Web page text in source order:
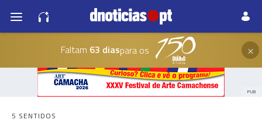
Faltam 63 diaspara os ×
PUB
5 SENTIDOS